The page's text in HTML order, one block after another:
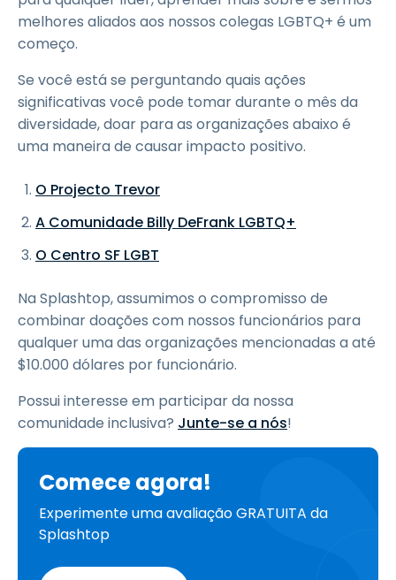
melhores aliados aos nossos colegas LGBTQ+ é um
começo.
Se você está se perguntando quais ações
significativas você pode tomar durante o mês da
diversidade, doar para as organizações abaixo é
uma maneira de causar impacto positivo.
O Projecto Trevor
A Comunidade Billy DeFrank LGBTQ+
O Centro SF LGBT
Na Splashtop, assumimos o compromisso de
combinar doações com nossos funcionários para
qualquer uma das organizações mencionadas a até
$10.000 dólares por funcionário.
Possui interesse em participar da nossa
comunidade inclusiva? Junte-se a nós!
Comece agora!
Experimente uma avaliação GRATUITA da
Splashtop